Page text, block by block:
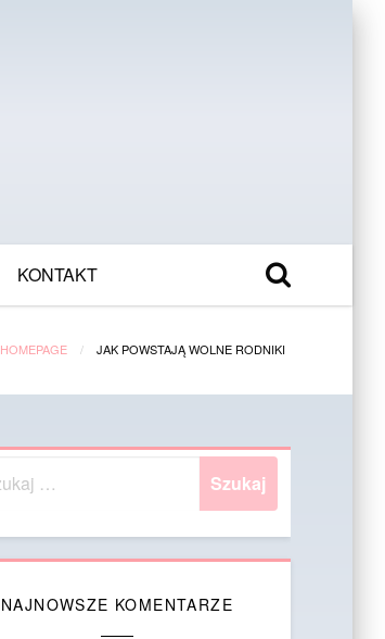
KONTAKT
HOMEPAGE JAK POWSTAJĄ WOLNE RODNIKI
NAJNOWSZE KOMENTARZE